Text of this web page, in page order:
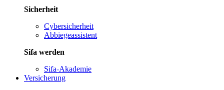
Sicherheit
Cybersicherheit
Abbiegeassistent
Sifa werden
Sifa-Akademie
Versicherung